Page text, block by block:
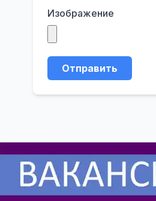
Изображение
Отправить